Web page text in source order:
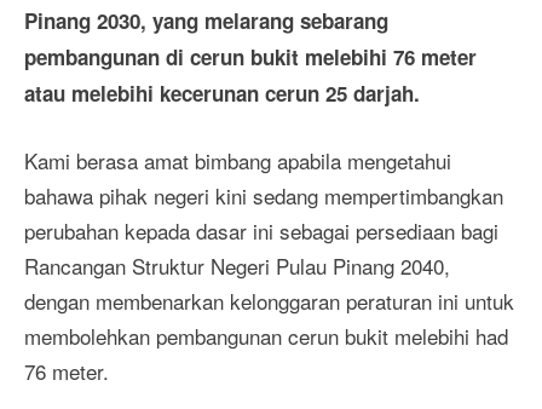
Pinang 2030, yang melarang sebarang
pembangunan di cerun bukit melebihi 76 meter
atau melebihi kecerunan cerun 25 darjah.
Kami berasa amat bimbang apabila mengetahui
bahawa pihak negeri kini sedang mempertimbangkan
perubahan kepada dasar ini sebagai persediaan bagi
Rancangan Struktur Negeri Pulau Pinang 2040,
dengan membenarkan kelonggaran peraturan ini untuk
membolehkan pembangunan cerun bukit melebihi had
76 meter.